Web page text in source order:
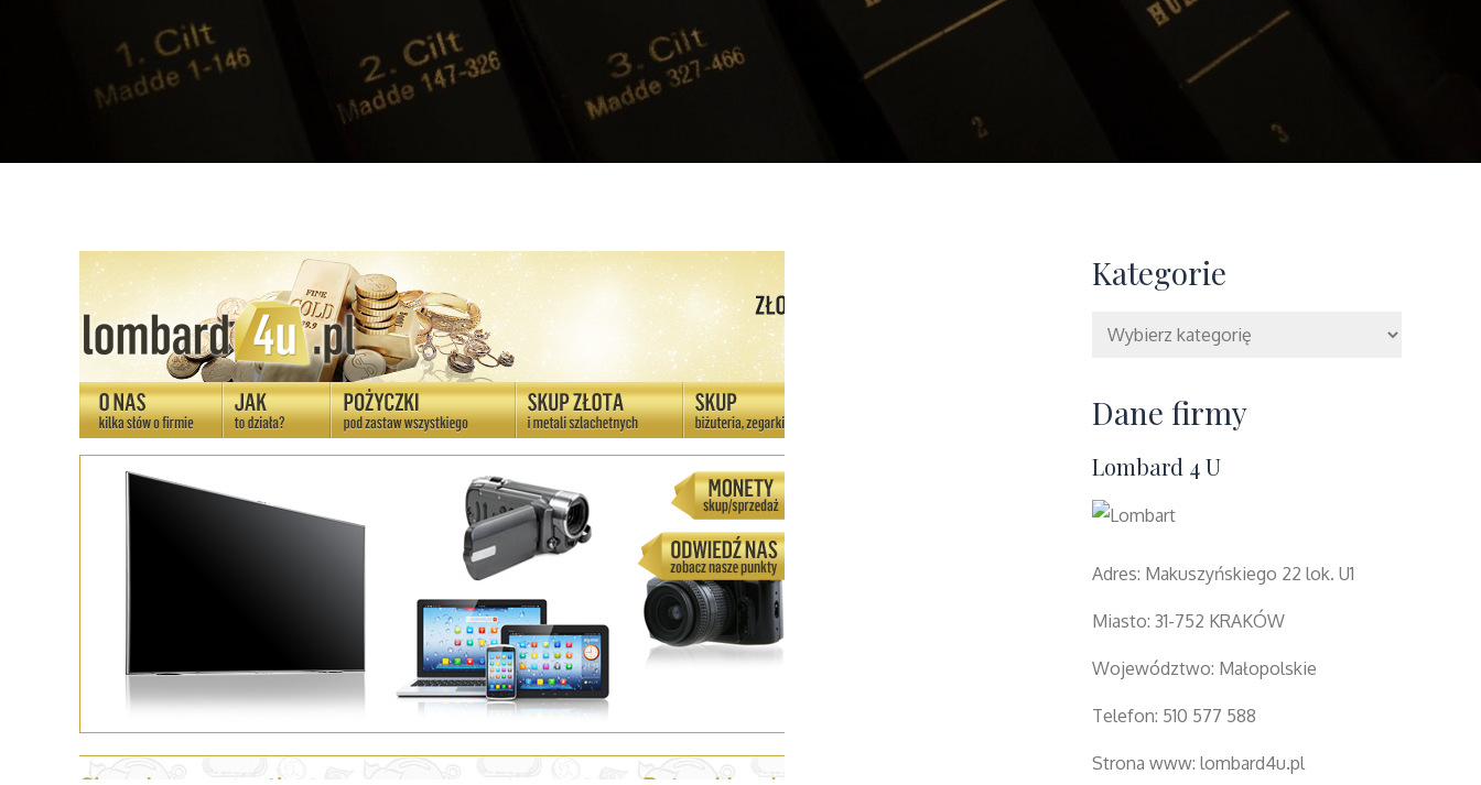
Kategorie
Kategorie
Dane firmy
Lombard 4 U
Adres: Makuszyńskiego 22 lok. U1
Miasto: 31-752 KRAKÓW
Województwo: Małopolskie
Telefon: 510 577 588
Strona www:lombard4u.pl